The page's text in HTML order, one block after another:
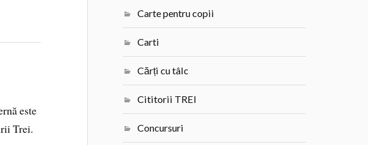
este
Trei.
Carte pentru copii
Carti
Cărți cu tâlc
Cititorii TREI
Concursuri